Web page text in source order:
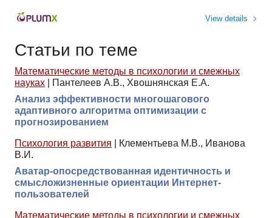
View details
Статьи по теме
Математические методы в психологии и смежных
науках
Пантелеев А.В., Хвошнянская Е.А.
Анализ эффективности многошагового
адаптивного алгоритма оптимизации с
прогнозированием
Психология развития
Клементьева М.В., Иванова
В.И.
Аватар-опосредствованная идентичность и
смысложизненные ориентации Интернет-
пользователей
Математические методы в психологии и смежных